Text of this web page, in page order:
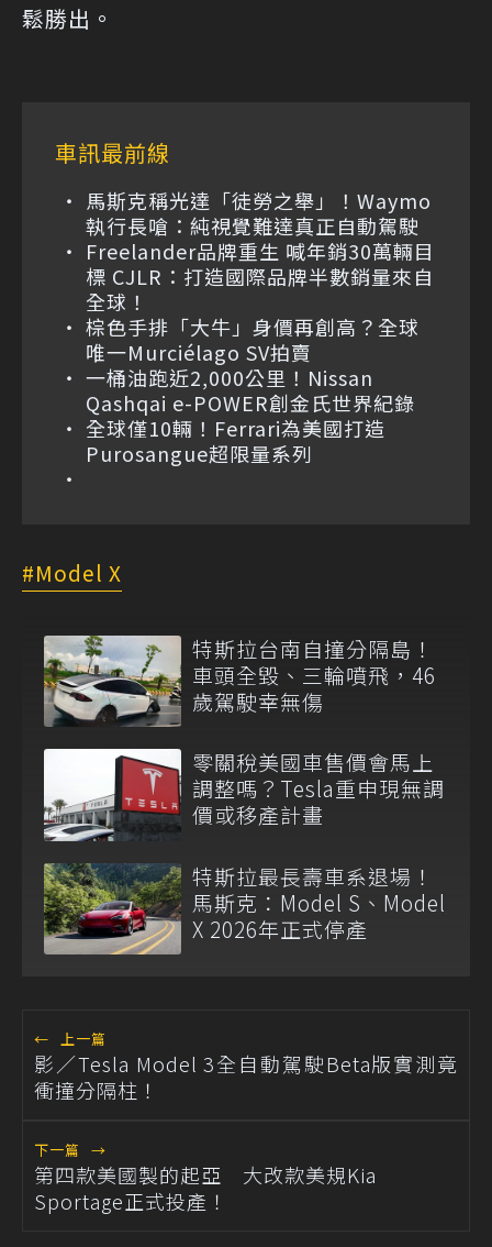
鬆勝出。
車訊最前線
馬斯克稱光達「徒勞之舉」！Waymo
執行長嗆：純視覺難達真正自動駕駛
Freelander品牌重生 喊年銷30萬輛目
標 CJLR：打造國際品牌半數銷量來自
全球！
棕色手排「大牛」身價再創高？全球
唯一Murciélago SV拍賣
一桶油跑近2,000公里！Nissan
Qashqai e-POWER創金氏世界紀錄
全球僅10輛！Ferrari為美國打造
Purosangue超限量系列
Model X
特斯拉台南自撞分隔島！
車頭全毀、三輪噴飛，46
歲駕駛幸無傷
零關稅美國車售價會馬上
調整嗎？Tesla重申現無調
價或移產計畫
特斯拉最長壽車系退場！
馬斯克：Model S、Model
X 2026年正式停產
← 上一篇
影／Tesla Model 3全自動駕駛Beta版實測竟
衝撞分隔柱！
下一篇 →
第四款美國製的起亞 大改款美規Kia
Sportage正式投產！